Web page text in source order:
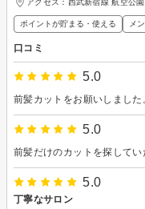
ポイントが貯まる・使える メ
口コミ
5.0
5.0
5.0
丁寧なサロン